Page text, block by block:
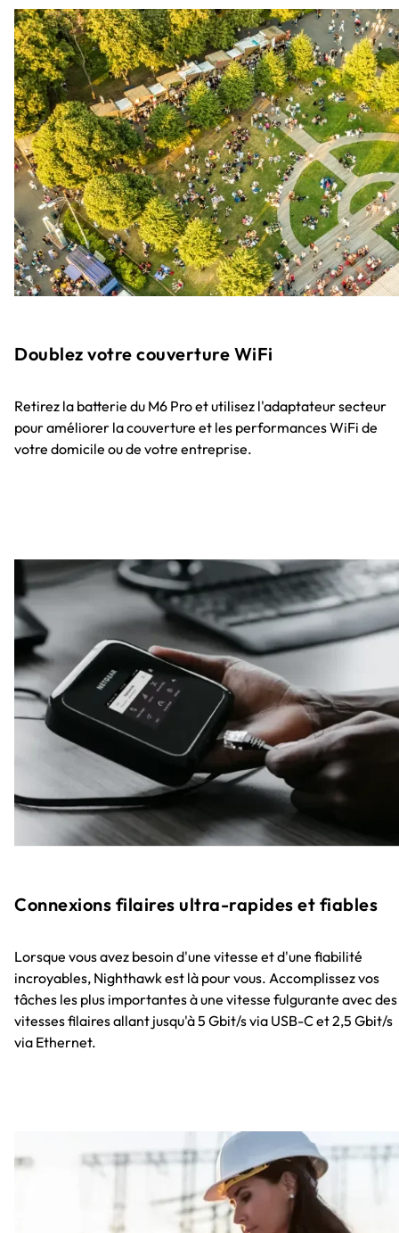
Doublez votre couverture WiFi
Retirez la batterie du M6 Pro et utilisez l'adaptateur secteur
pour améliorer la couverture et les performances WiFi de
votre domicile ou de votre entreprise.
Connexions filaires ultra-rapides et fiables
Lorsque vous avez besoin d'une vitesse et d'une fiabilité
incroyables, Nighthawk est là pour vous. Accomplissez vos
tâches les plus importantes à une vitesse fulgurante avec des
vitesses filaires allant jusqu'à 5 Gbit/s via USB-C et 2,5 Gbit/s
via Ethernet.